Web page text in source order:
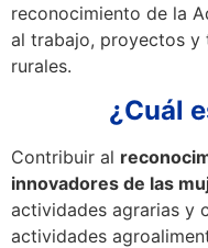
reconocimiento de la
al trabajo, proyectos y
rurales.
¿Cuál
Contribuir al
innovadores de las
actividades agrarias y
actividades